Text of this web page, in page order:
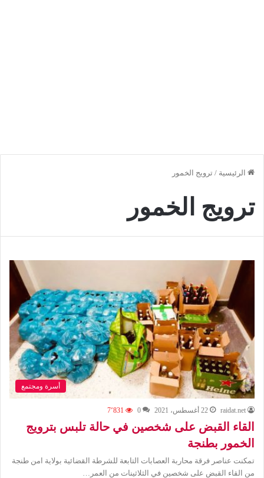
الرئيسية / ترويج الخمور
ترويج الخمور
أسرة ومجتمع
raidat.net 22 أغسطس، 2021 0 7٬831
القاء القبض على شخصين في حالة تلبس بترويج
الخمور بطنجة
تمكنت عناصر فرقة محاربة العصابات التابعة للشرطة القضائية بولاية امن طنجة
من القاء القبض على شخصين في الثلاثينات من العمر…